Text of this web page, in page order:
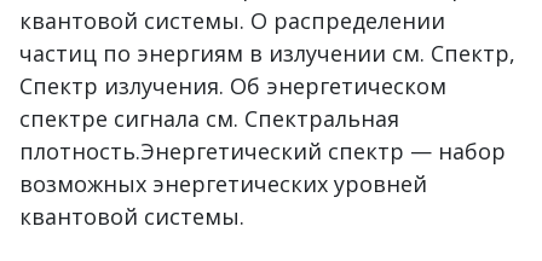
квантовой системы. О распределении
частиц по энергиям в излучении см. Спектр,
Спектр излучения. Об энергетическом
спектре сигнала см. Спектральная
плотность.Энергетический спектр — набор
возможных энергетических уровней
квантовой системы.